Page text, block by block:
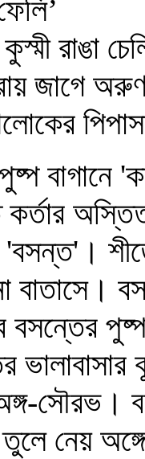
রাঙা
জাগে
বাগানে
কর্তার
বাতাসে।
বসন্তের
সৌরভ।
নেয়